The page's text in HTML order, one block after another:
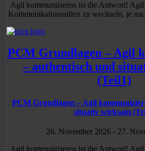
Agil kommunizieren ist die Antwort! Agil
Kommunikationsstilen zu wechseln, je
PCM Grund­lagen – Agil
– authen­tisch und
(Teil1)
PCM Grund­lagen – Agil
situativ wirksam
26. November 2026- 27.
Agil kommunizieren ist die Antwort! Agil